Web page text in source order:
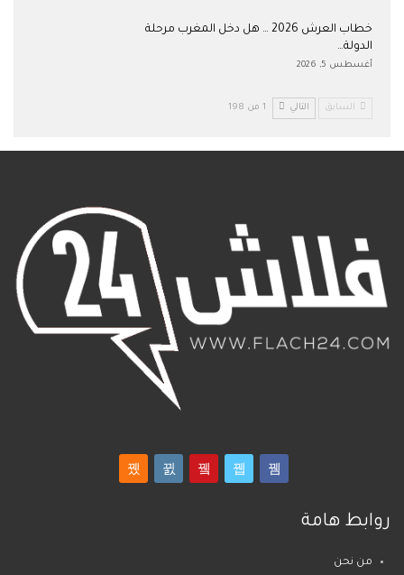
خطاب العرش 2026 … هل دخل المغرب مرحلة
الدولة…
أغسطس 5, 2026
السابق التالي 1 من 198
روابط هامة
من نحن